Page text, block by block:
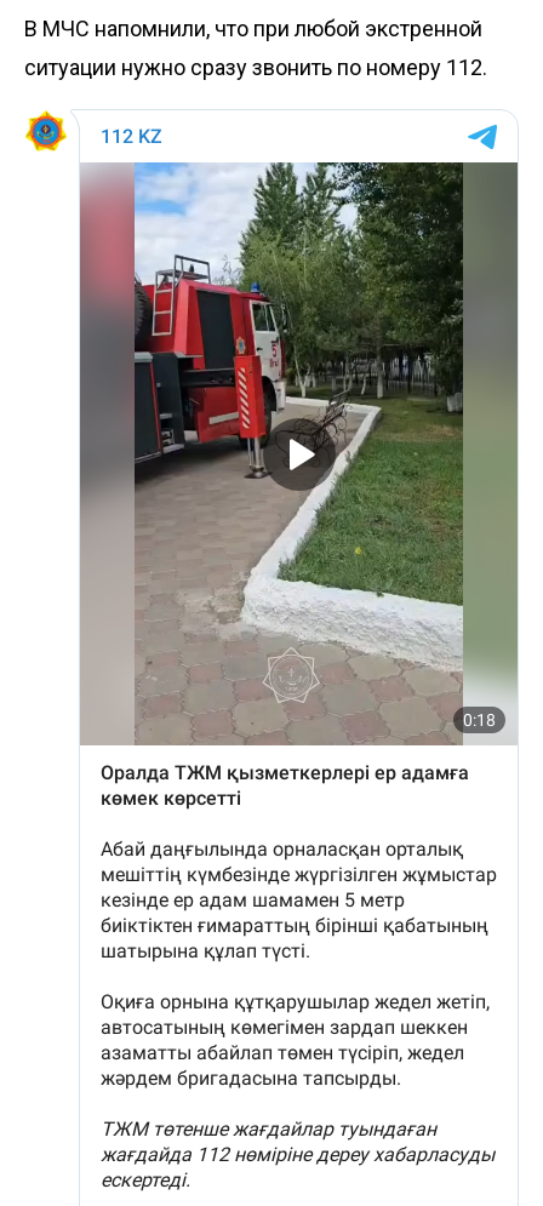
В МЧС напомнили, что при любой экстренной
ситуации нужно сразу звонить по номеру 112.